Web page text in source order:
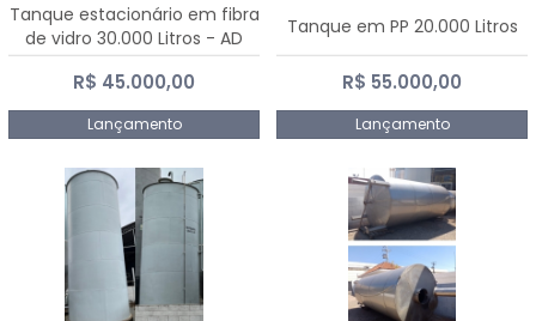
Tanque estacionário em fibra
de vidro 30.000 Litros - AD
Fibras
R$ 45.000,00
Lançamento
Tanque em PP 20.000 Litros
R$ 55.000,00
Lançamento